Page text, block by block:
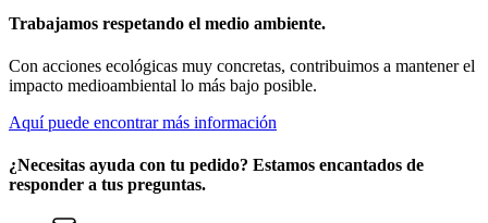
Trabajamos respetando el medio ambiente.
Con acciones ecológicas muy concretas, contribuimos a mantener el
impacto medioambiental lo más bajo posible.
Aquí puede encontrar más información
¿Necesitas ayuda con tu pedido? Estamos encantados de
responder a tus preguntas.